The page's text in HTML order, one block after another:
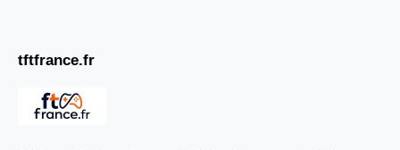
tftfrance.fr